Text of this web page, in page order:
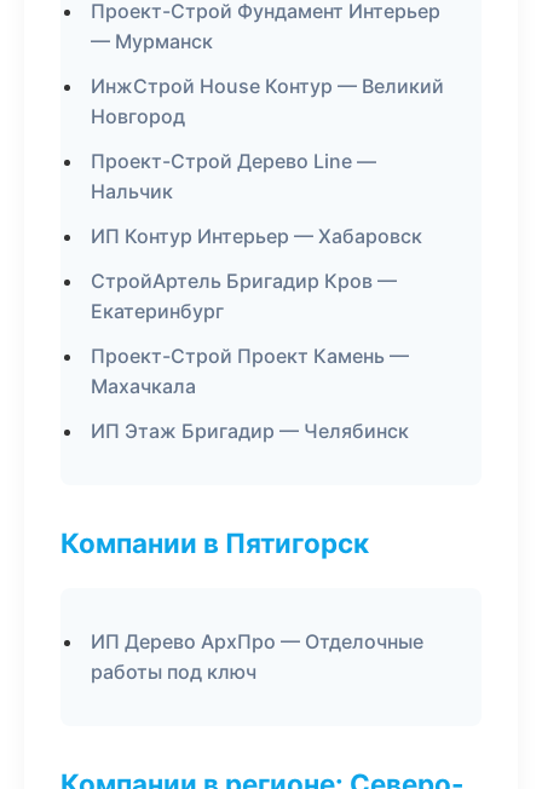
Проект-Строй Фундамент Интерьер
— Мурманск
ИнжСтрой House Контур — Великий
Новгород
Проект-Строй Дерево Line —
Нальчик
ИП Контур Интерьер — Хабаровск
СтройАртель Бригадир Кров —
Екатеринбург
Проект-Строй Проект Камень —
Махачкала
ИП Этаж Бригадир — Челябинск
Компании в Пятигорск
ИП Дерево АрхПро — Отделочные
работы под ключ